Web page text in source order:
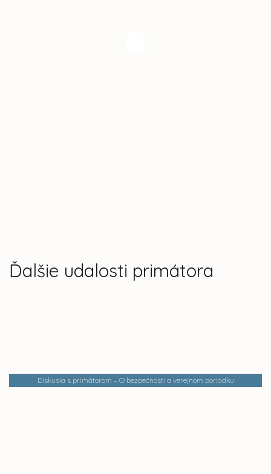
Ďalšie udalosti primátora
Diskusia s primátorom – O bezpečnosti a verejnom poriadku